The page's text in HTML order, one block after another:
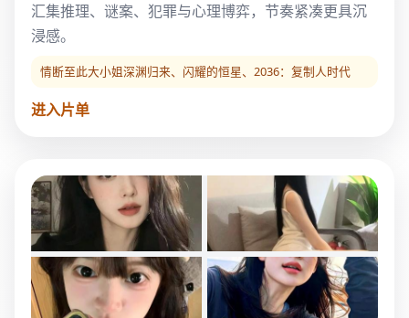
汇集推理、谜案、犯罪与心理博弈，节奏紧凑更具沉
浸感。
情断至此大小姐深渊归来、闪耀的恒星、2036：复制人时代
进入片单